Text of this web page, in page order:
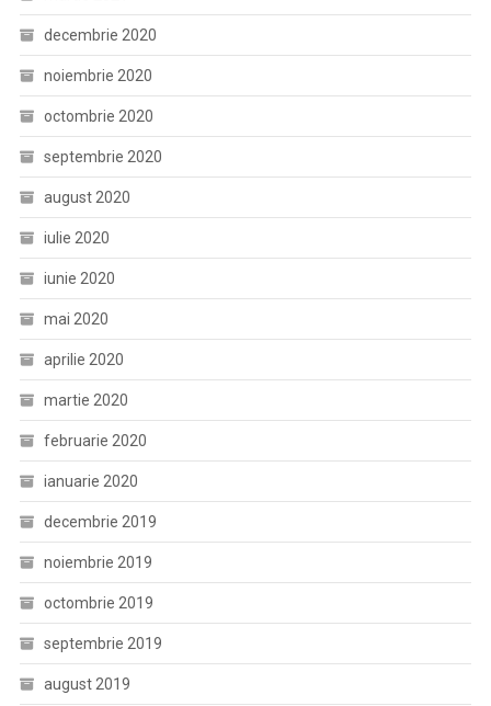
decembrie 2020
noiembrie 2020
octombrie 2020
septembrie 2020
august 2020
iulie 2020
iunie 2020
mai 2020
aprilie 2020
martie 2020
februarie 2020
ianuarie 2020
decembrie 2019
noiembrie 2019
octombrie 2019
septembrie 2019
august 2019